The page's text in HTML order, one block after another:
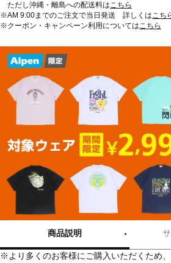
ただし沖縄・離島への配送料はこちら
※AM 9:00までのご注文で当日発送 詳しくはこち
※クーポン・キャンペーン利用についてはこちら
商品説明
※より多くのお客様にご購入いただくため